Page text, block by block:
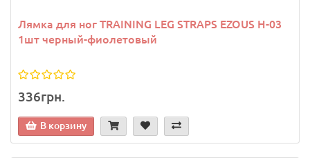
Лямка для ног TRAINING LEG STRAPS EZOUS H-03
1шт черный-фиолетовый
336грн.
В корзину